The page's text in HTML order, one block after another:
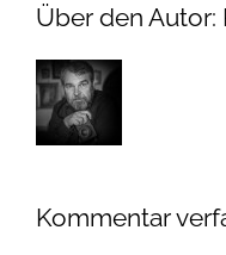
Über den Autor:
Kommentar